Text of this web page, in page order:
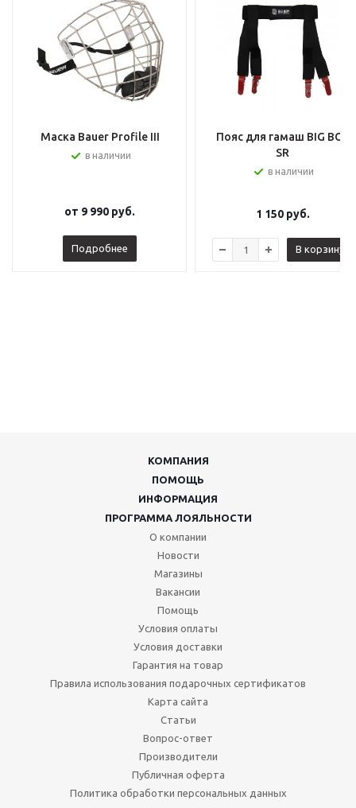
Маска Bauer Profile III
в наличии
от 9 990 руб.
Подробнее
Пояс для гамаш BIG BOY
SR
в наличии
1 150руб.
В корзину
КОМПАНИЯ
ПОМОЩЬ
ИНФОРМАЦИЯ
ПРОГРАММА ЛОЯЛЬНОСТИ
О компании
Новости
Магазины
Вакансии
Помощь
Условия оплаты
Условия доставки
Гарантия на товар
Правила использования подарочных сертификатов
Карта сайта
Статьи
Вопрос-ответ
Производители
Публичная оферта
Политика обработки персональных данных